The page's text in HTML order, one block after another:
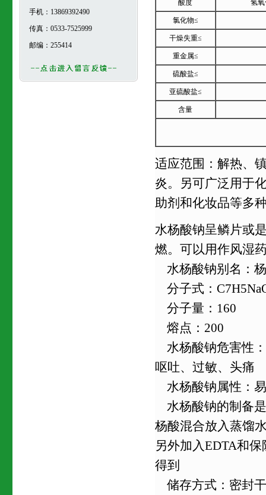
手机：13869392490
传真：0533-7525999
邮编：255414
酸度 氢氧
氯化物≤
干燥失重≤
重金属≤
硫酸盐≤
亚硫酸盐≤
含量
适应范围：解热、
炎。另可广泛用于
助剂和化妆品等多
水杨酸钠呈鳞片或
燃。可以用作风湿
水杨酸钠别名：
分子式：
分子量：160
熔点：200
水杨酸钠危害性
呕吐、过敏、头痛
水杨酸钠属性：
水杨酸钠的制备
杨酸混合放入蒸馏
另外加入EDTA和
得到
储存方式：密封